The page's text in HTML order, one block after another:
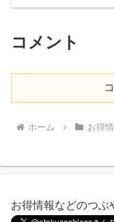
コメント
ホーム お得
お得情報などのつぶ